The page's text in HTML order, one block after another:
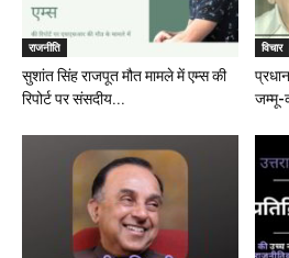
राजनीति
सुशांत सिंह राजपूत मौत मामले में एम्स की
रिपोर्ट पर संसदीय...
विचार
जम्मू-